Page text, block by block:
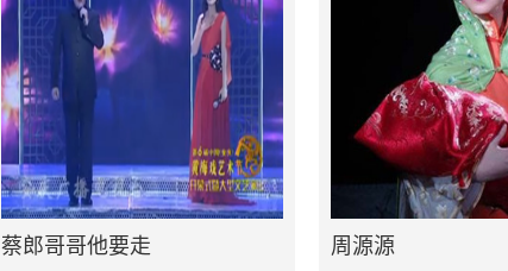
蔡郎哥哥他要走 周源源